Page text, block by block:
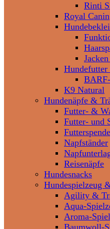
Rinti
Royal Canin
K9 Natural
Hundenäpfe &
Futter- &
Futter- und
Napfständer
Reisenäpfe
Hundesnacks
Hundespielzeug
Agility &
Aqua-
Aroma-